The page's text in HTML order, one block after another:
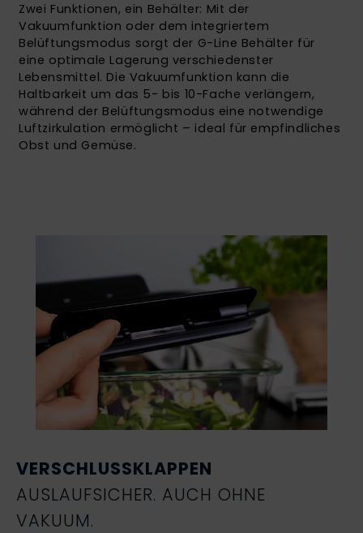
Zwei Funktionen, ein Behälter: Mit der
Vakuumfunktion oder dem integriertem
Belüftungsmodus sorgt der G-Line Behälter für
eine optimale Lagerung verschiedenster
Lebensmittel. Die Vakuumfunktion kann die
Haltbarkeit um das 5- bis 10-Fache verlängern,
während der Belüftungsmodus eine notwendige
Luftzirkulation ermöglicht – ideal für empfindliches
Obst und Gemüse.
VERSCHLUSSKLAPPEN
AUSLAUFSICHER. AUCH OHNE
VAKUUM.